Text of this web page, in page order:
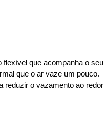
flexível que acompanha o seu
que o ar vaze um pouco.
reduzir o vazamento ao redor